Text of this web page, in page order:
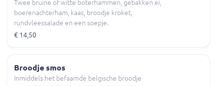
Twee bruine of witte boterhammen, gebakken ei,
boerenachterham, kaas, broodje kroket,
rundvleessalade en een soepje.
€ 14,50
Broodje smos
Inmiddels het befaamde belgische broodje